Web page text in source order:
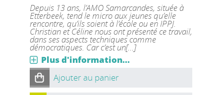
Depuis 13 ans, l’AMO Samarcandes, située à
Etterbeek, tend le micro aux jeunes qu’elle
rencontre, qu’ils soient à l’école ou en IPPJ.
Christian et Céline nous ont présenté ce travail,
dans ses aspects techniques comme
démocratiques. Car c’est un[...]
Plus d'information...
Ajouter au panier